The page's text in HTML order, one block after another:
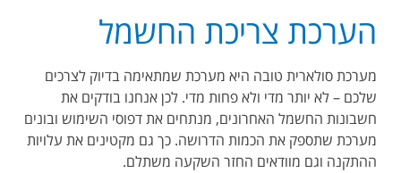
הערכת צריכת החשמל
מערכת סולארית טובה היא מערכת שמתאימה בדיוק לצרכים
שלכם – לא יותר מדי ולא פחות מדי. לכן אנחנו בודקים את
חשבונות החשמל האחרונים, מנתחים את דפוסי השימוש ובונים
מערכת שתספק את הכמות הדרושה. כך גם מקטינים את עלויות
ההתקנה וגם מוודאים החזר השקעה משתלם.